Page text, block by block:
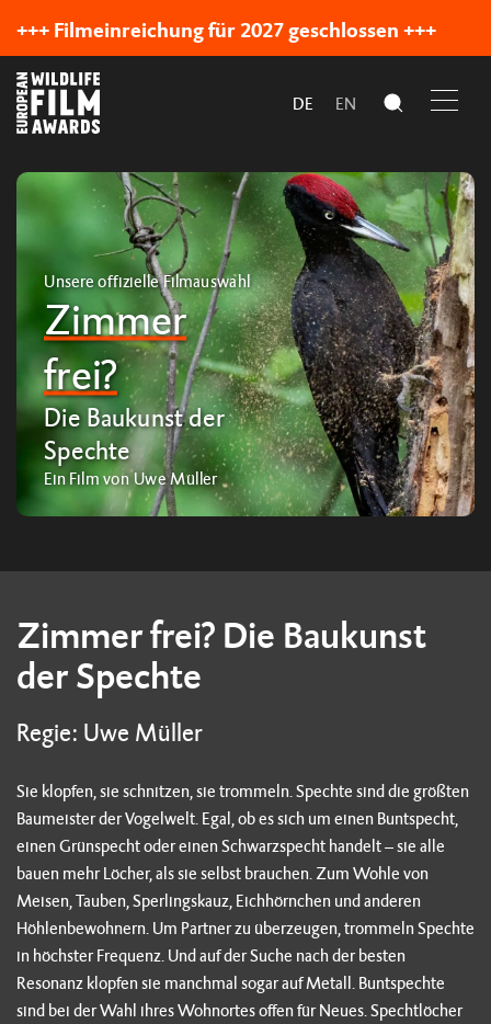
+++ Filmeinreichung für 2027 geschlossen +++
DE EN
Unsere offizielle Filmauswahl
Zimmer
frei?
Die Baukunst der
Spechte
Ein Film von Uwe Müller
Zimmer frei? Die Baukunst
der Spechte
Regie: Uwe Müller
Sie klopfen, sie schnitzen, sie trommeln. Spechte sind die größten
Baumeister der Vogelwelt. Egal, ob es sich um einen Buntspecht,
einen Grünspecht oder einen Schwarzspecht handelt – sie alle
bauen mehr Löcher, als sie selbst brauchen. Zum Wohle von
Meisen, Tauben, Sperlingskauz, Eichhörnchen und anderen
Höhlenbewohnern. Um Partner zu überzeugen, trommeln Spechte
in höchster Frequenz. Und auf der Suche nach der besten
Resonanz klopfen sie manchmal sogar auf Metall. Buntspechte
sind bei der Wahl ihres Wohnortes offen für Neues. Spechtlöcher